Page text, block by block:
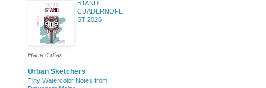
STAND
CUADERNOFE
ST 2026
Hace 4 días
Urban Sketchers
Tiny Watercolor Notes from